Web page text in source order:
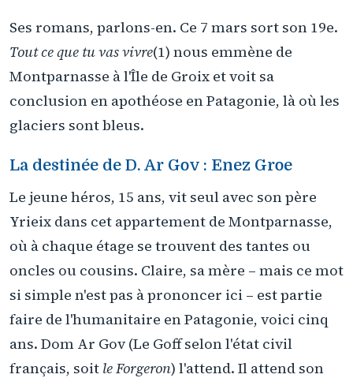
Ses romans, parlons-en. Ce 7 mars sort son 19e.
Tout ce que tu vas vivre(1) nous emmène de
Montparnasse à l'Île de Groix et voit sa
conclusion en apothéose en Patagonie, là où les
glaciers sont bleus.
La destinée de D. Ar Gov : Enez Groe
Le jeune héros, 15 ans, vit seul avec son père
Yrieix dans cet appartement de Montparnasse,
où à chaque étage se trouvent des tantes ou
oncles ou cousins. Claire, sa mère – mais ce mot
si simple n'est pas à prononcer ici – est partie
faire de l'humanitaire en Patagonie, voici cinq
ans. Dom Ar Gov (Le Goff selon l'état civil
français, soit le Forgeron) l'attend. Il attend son